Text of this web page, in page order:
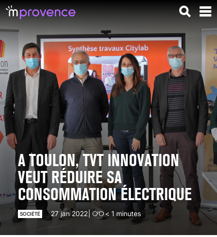
A TOULON, TVT INNOVATION
VEUT RÉDUIRE SA
CONSOMMATION ÉLECTRIQUE
SOCIÉTÉ 27 jan 2022 < 1 minutes